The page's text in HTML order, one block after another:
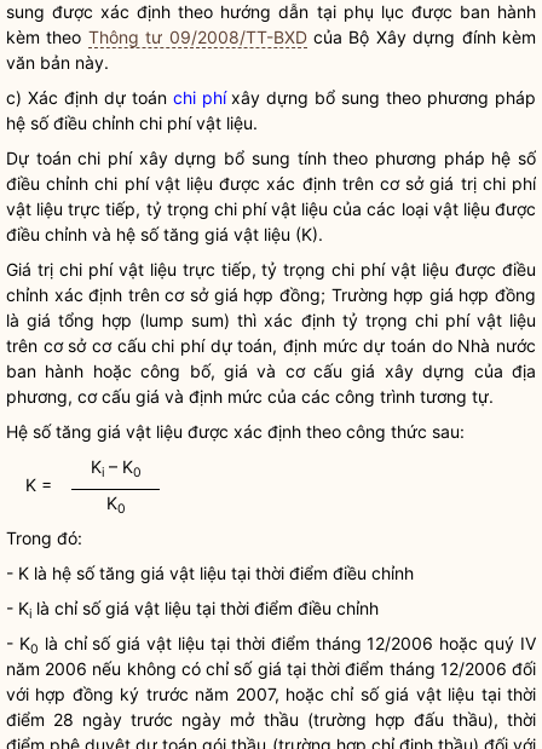
sung được xác định theo hướng dẫn tại phụ lục được ban hành
kèm theo Thông tư 09/2008/TT-BXDcủa Bộ Xây dựng đính kèm
văn bản này.
c) Xác định dự toán chi phíxây dựng bổ sung theo phương pháp
hệ số điều chỉnh chi phívật liệu.
Dự toánchi phíxây dựng bổ sung tính theo phương pháp hệ số
điều chỉnhchi phívật liệu được xác định trên cơ sở giá trị chi phí
vật liệu trực tiếp, tỷ trọng chi phívật liệu của các loại vật liệu được
điều chỉnh và hệ số tăng giá vật liệu (K).
Giá trị chi phívật liệu trực tiếp, tỷ trọngchi phívật liệu được điều
chỉnh xác định trên cơ sở giá hợp đồng; Trường hợp giá hợp đồng
là giá tổng hợp (lump sum) thì xác định tỷ trọng chi phívật liệu
trên cơ sở cơ cấuchi phídự toán, định mức dự toán do Nhà nước
ban hành hoặc công bố, giá và cơ cấu giá xây dựng của địa
phương, cơ cấu giá và định mức của các công trình tương tự.
Hệ số tăng giá vật liệu được xác định theo công thức sau:
K =
Ki– K0
K0
Trong đó:
- K là hệ số tăng giá vật liệu tại thời điểm điều chỉnh
- Ki là chỉ số giá vật liệu tại thời điểm điều chỉnh
- K0 là chỉ số giá vật liệu tại thời điểm tháng 12/2006 hoặc quý IV
năm 2006 nếu không có chỉ số giá tại thời điểm tháng 12/2006 đối
với hợp đồng ký trước năm 2007, hoặc chỉ số giá vật liệu tại thời
điểm 28 ngày trước ngày mở thầu (trường hợp đấu thầu), thời
điểm phê duyệt dự toán gói thầu (trường hợp chỉ định thầu) đối với